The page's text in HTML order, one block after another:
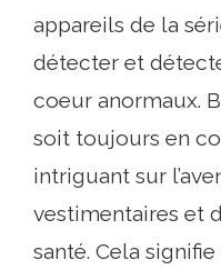
appareils de la
détecter et
coeur anormaux.
soit toujours en
intriguant sur
vestimentaires et
santé. Cela